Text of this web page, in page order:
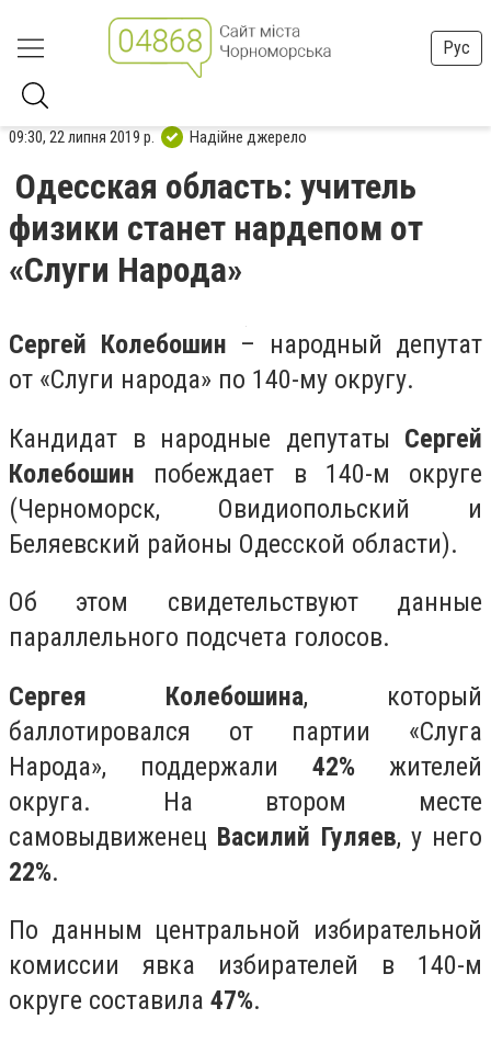
Рус
09:30, 22 липня 2019 р. Надійне джерело
Одесская область: учитель
физики станет нардепом от
«Слуги Народа»
Сергей Колебошин – народный депутат
от «Слуги народа» по 140-му округу.
Кандидат в народные депутаты Сергей
Колебошин побеждает в 140-м округе
(Черноморск, Овидиопольский и
Беляевский районы Одесской области).
Об этом свидетельствуют данные
параллельного подсчета голосов.
Сергея Колебошина, который
баллотировался от партии «Слуга
Народа», поддержали 42% жителей
округа. На втором месте
самовыдвиженец Василий Гуляев, у него
22%.
По данным центральной избирательной
комиссии явка избирателей в 140-м
округе составила 47%.